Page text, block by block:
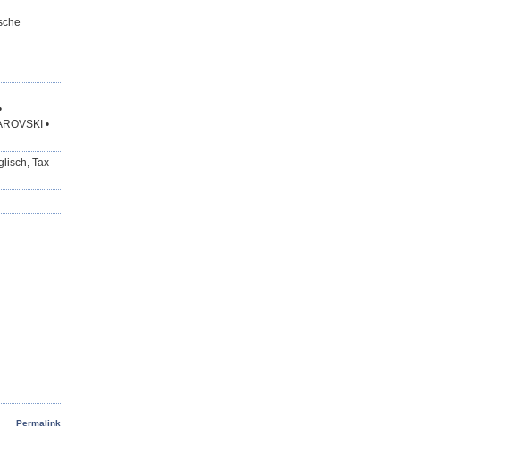
•
Tax
Permalink